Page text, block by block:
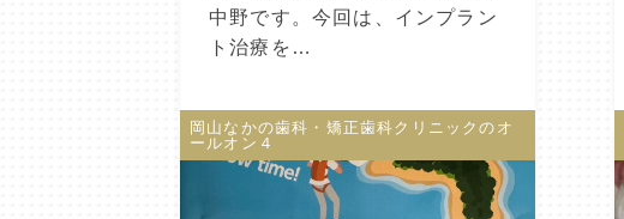
中野です。今回は、インプラン
ト治療を…
岡山なかの歯科・矯正歯科クリニックのオ
ールオン４